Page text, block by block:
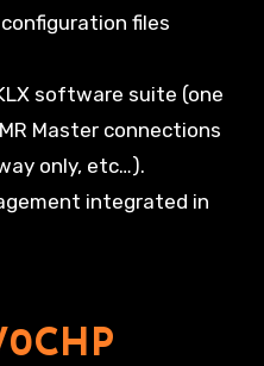
files
software suite (one
Master connections
only, etc…).
integrated in